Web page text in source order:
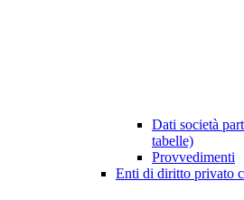
Dati società
tabelle)
Provvedimenti
Enti di diritto privato